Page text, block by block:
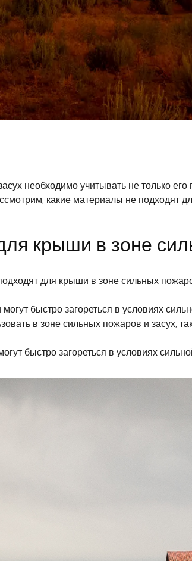
необходимо учитывать не только его
какие материалы не подходят
крыши в зоне
для крыши в зоне сильных
быстро загореться в условиях
в зоне сильных пожаров и засух,
быстро загореться в условиях